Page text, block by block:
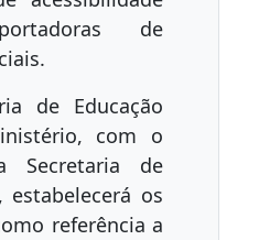
de
de Educação
com o
Secretaria de
estabelecerá os
referência a